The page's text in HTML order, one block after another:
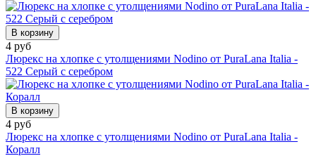
В корзину
4 руб
Люрекс на хлопке с утолщениями Nodino от PuraLana Italia -
522 Серый с серебром
В корзину
4 руб
Люрекс на хлопке с утолщениями Nodino от PuraLana Italia -
Коралл